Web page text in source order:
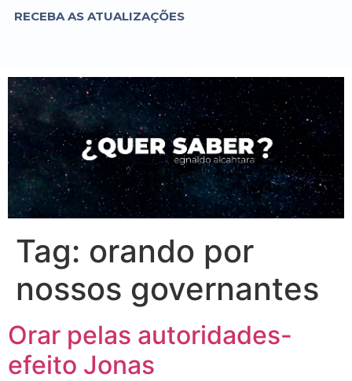
RECEBA AS ATUALIZAÇÕES
Tag: orando por
nossos governantes
Orar pelas autoridades-
efeito Jonas